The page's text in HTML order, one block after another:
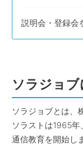
説明会・登録会
ソラジョ
ソラジョブとは、
ソラストは1965年
通信教育を開始し